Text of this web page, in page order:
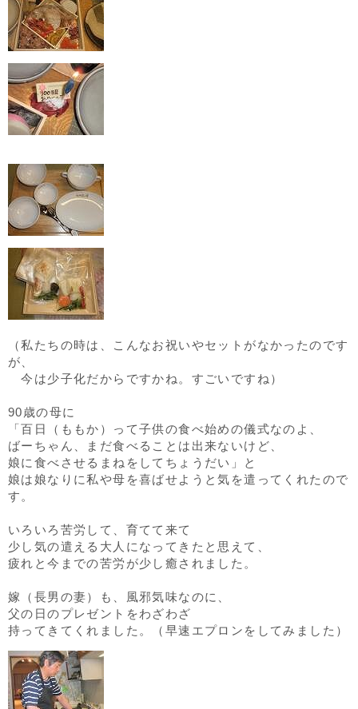
（私たちの時は、こんなお祝いやセットがなかったのです
が、
今は少子化だからですかね。すごいですね）
90歳の母に
「百日（ももか）って子供の食べ始めの儀式なのよ、
ばーちゃん、まだ食べることは出来ないけど、
娘に食べさせるまねをしてちょうだい」と
娘は娘なりに私や母を喜ばせようと気を遣ってくれたので
す。
いろいろ苦労して、育てて来て
少し気の遣える大人になってきたと思えて、
疲れと今までの苦労が少し癒されました。
嫁（長男の妻）も、風邪気味なのに、
父の日のプレゼントをわざわざ
持ってきてくれました。（早速エプロンをしてみました）